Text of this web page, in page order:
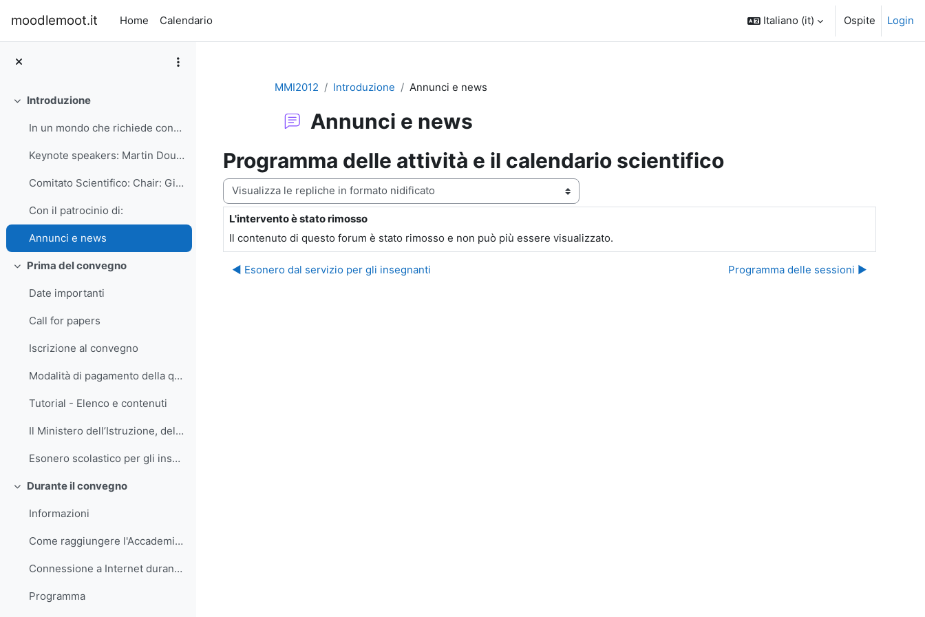
moodlemoot.it Home Calendario Italiano ‎(it)‎ Ospite Login
Minimizza
Introduzione
In un mondo che richiede conoscenze crescenti e le...
Keynote speakers: Martin Dougiamas, Founder and Le...
Comitato Scientifico: Chair: Giuseppe Fiorentino -...
Con il patrocinio di:
Annunci e news
Minimizza
Prima del convegno
Date importanti
Call for papers
Iscrizione al convegno
Modalità di pagamento della quota di iscrizione
Tutorial - Elenco e contenuti
Il Ministero dell’Istruzione, dell’Università e de...
Esonero scolastico per gli insegnanti
Minimizza
Durante il convegno
Informazioni
Come raggiungere l'Accademia Navale
Connessione a Internet durante il convegno
Programma
MMI2012 Introduzione Annunci e news
Annunci e news
Programma delle attività e il calendario scientifico
Modalità visualizzazione
L'intervento è stato rimosso
Numero di risposte: 0
Il contenuto di questo forum è stato rimosso e non può più essere visualizzato.
◀︎ Esonero dal servizio per gli insegnanti Programma delle sessioni ▶︎